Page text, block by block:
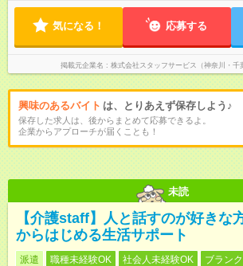
気になる！ 応募する
掲載元企業名 株式会社スタッフサービス（神奈川・千
興味のあるバイト は、とりあえず保存しよう♪
保存した求人は、後からまとめて応募できるよ。
企業からアプローチが届くことも！
未読
【介護staff】人と話すのが好きな
からはじめる生活サポート
派遣 職種未経験OK 社会人未経験OK
ブラン